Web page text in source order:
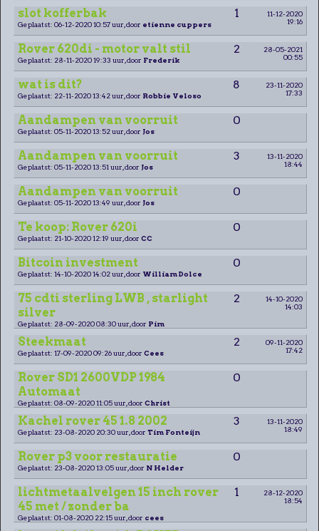
slot kofferbak 1
11-12-2020
19:16
Geplaatst: 06-12-2020 10:57 uur, door etienne cuppers
Rover 620di - motor valt stil 2
28-05-2021
00:55
Geplaatst: 28-11-2020 19:33 uur, door Frederik
wat is dit? 8
23-11-2020
17:33
Geplaatst: 22-11-2020 13:42 uur, door Robbie Veloso
Aandampen van voorruit 0
Geplaatst: 05-11-2020 13:52 uur, door Jos
Aandampen van voorruit 3
13-11-2020
18:44
Geplaatst: 05-11-2020 13:51 uur, door Jos
Aandampen van voorruit 0
Geplaatst: 05-11-2020 13:49 uur, door Jos
Te koop: Rover 620i 0
Geplaatst: 21-10-2020 12:19 uur, door CC
Bitcoin investment 0
Geplaatst: 14-10-2020 14:02 uur, door William Dolce
75 cdti sterling LWB , starlight
silver
2
14-10-2020
14:03
Geplaatst: 28-09-2020 08:30 uur, door Pim
Steekmaat 2
09-11-2020
17:42
Geplaatst: 17-09-2020 09:26 uur, door Cees
Rover SD1 2600VDP 1984
Automaat
0
Geplaatst: 08-09-2020 11:05 uur, door Christ
Kachel rover 45 1.8 2002 3
13-11-2020
18:49
Geplaatst: 23-08-2020 20:30 uur, door Tim Fonteijn
Rover p3 voor restauratie 0
Geplaatst: 23-08-2020 13:05 uur, door N Helder
lichtmetaalvelgen 15 inch rover
45 met / zonder ba
1
28-12-2020
18:54
Geplaatst: 01-08-2020 22:15 uur, door cees